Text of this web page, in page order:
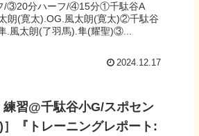
③20分ハーフ/④15分①千駄谷A
朗(寛太).OG.風太朗(寛太)②千駄谷
.風太朗(了羽馬).隼(耀聖)③...
2024.12.17
習@千駄谷小G/スポセン
『トレーニングレポート: